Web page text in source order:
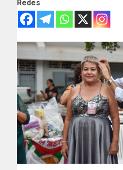
Redes